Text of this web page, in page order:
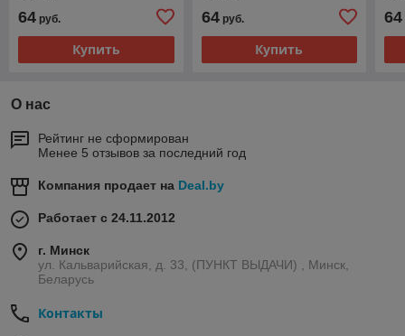
64 руб.
Купить
64руб.
Купить
64
О нас
Рейтинг не сформирован
Менее 5 отзывов за последний год
Компания продает на Deal.by
Работает с 24.11.2012
г. Минск
ул. Кальварийская, д. 33, (ПУНКТ ВЫДАЧИ) , Минск,
Беларусь
Контакты